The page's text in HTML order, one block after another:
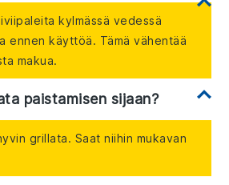
kylmässä vedessä
ennen käyttöä. Tämä vähentää
makua.
paistamisen sijaan?
grillata. Saat niihin mukavan